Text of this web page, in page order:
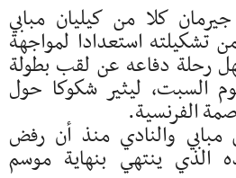
كلا من كيليان مبابي
تشكيلته استعدادا لمواجهة
رحلة دفاعه عن لقب بطولة
السبت، ليثير شكوكا حول
الفرنسية.
مبابي والنادي منذ أن رفض
الذي ينتهي بنهاية موسم